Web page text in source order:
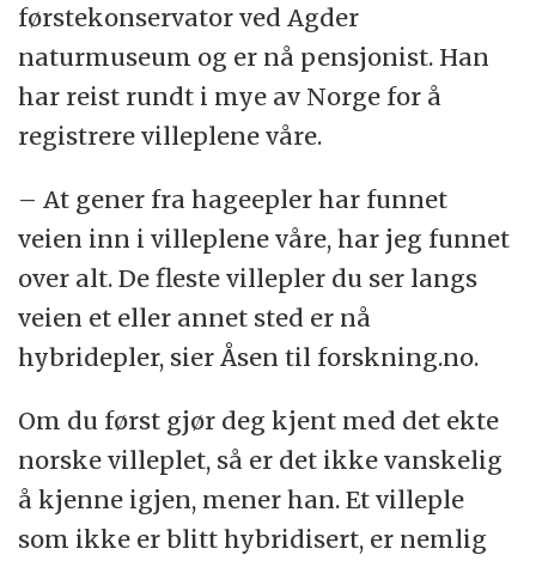
førstekonservator ved Agder
naturmuseum og er nå pensjonist. Han
har reist rundt i mye av Norge for å
registrere villeplene våre.
– At gener fra hageepler har funnet
veien inn i villeplene våre, har jeg funnet
over alt. De fleste villepler du ser langs
veien et eller annet sted er nå
hybridepler, sier Åsen til forskning.no.
Om du først gjør deg kjent med det ekte
norske villeplet, så er det ikke vanskelig
å kjenne igjen, mener han. Et villeple
som ikke er blitt hybridisert, er nemlig